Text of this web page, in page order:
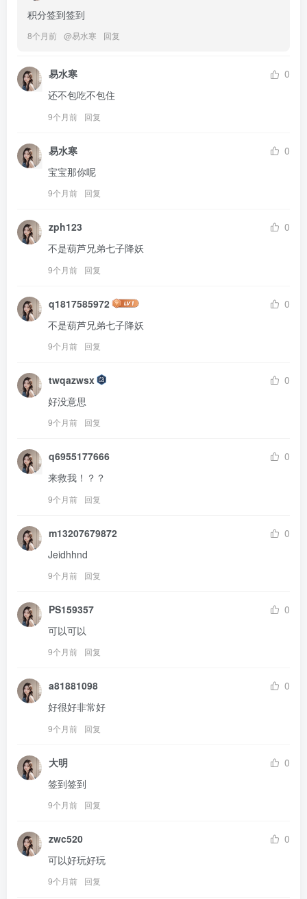
积分签到签到
8个月前 @易水寒 回复
易水寒
0
还不包吃不包住
9个月前 回复
易水寒
0
宝宝那你呢
9个月前 回复
zph123
0
不是葫芦兄弟七子降妖
9个月前 回复
q1817585972
0
不是葫芦兄弟七子降妖
9个月前 回复
twqazwsx
0
好没意思
9个月前 回复
q6955177666
0
来救我！？？
9个月前 回复
m13207679872
0
Jeidhhnd
9个月前 回复
PS159357
0
可以可以
9个月前 回复
a81881098
0
好很好非常好
9个月前 回复
大明
0
签到签到
9个月前 回复
zwc520
0
可以好玩好玩
9个月前 回复